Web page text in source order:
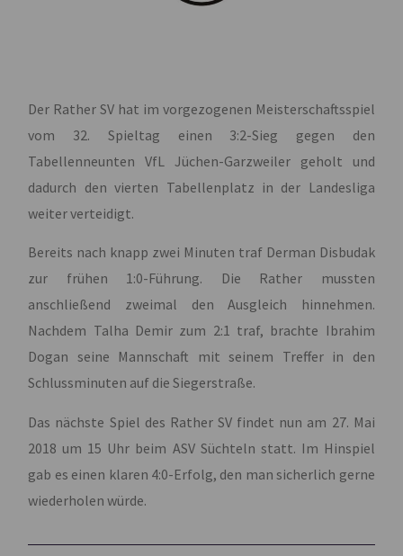
Der Rather SV hat im vorgezogenen Meisterschaftsspiel
vom 32. Spieltag einen 3:2-Sieg gegen den
Tabellenneunten VfL Jüchen-Garzweiler geholt und
dadurch den vierten Tabellenplatz in der Landesliga
weiter verteidigt.
Bereits nach knapp zwei Minuten traf Derman Disbudak
zur frühen 1:0-Führung. Die Rather mussten
anschließend zweimal den Ausgleich hinnehmen.
Nachdem Talha Demir zum 2:1 traf, brachte Ibrahim
Dogan seine Mannschaft mit seinem Treffer in den
Schlussminuten auf die Siegerstraße.
Das nächste Spiel des Rather SV findet nun am 27. Mai
2018 um 15 Uhr beim ASV Süchteln statt. Im Hinspiel
gab es einen klaren 4:0-Erfolg, den man sicherlich gerne
wiederholen würde.